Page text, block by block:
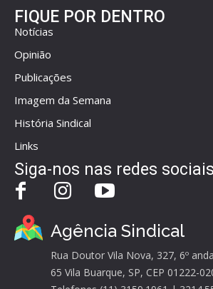
FIQUE POR DENTRO
Notícias
Opinião
Publicações
Imagem da Semana
História Sindical
Links
Siga-nos nas redes
Agência Sindical
Rua Doutor Vila Nova, 327, 6º
65 Vila Buarque, SP, CEP 01222-